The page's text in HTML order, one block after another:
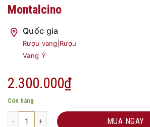
Montalcino
Quốc gia
Rượu vang Rượu
Vang Ý
2.300.000₫
Còn hàng
Rượu vang Castelgiocondo Brunello Di
MUA NGAY